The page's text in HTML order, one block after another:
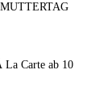
MUTTERTAG
La Carte ab 10